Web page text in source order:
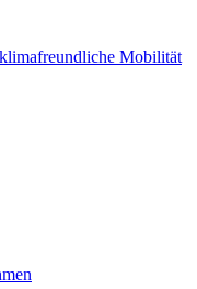
Mobilität